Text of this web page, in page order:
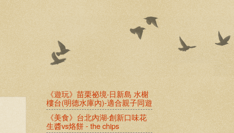
《遊玩》苗栗祕境‧日新島 水榭
樓台(明德水庫內)-適合親子同遊
《美食》台北內湖‧創新口味花
生醬vs烙餅 - the chips